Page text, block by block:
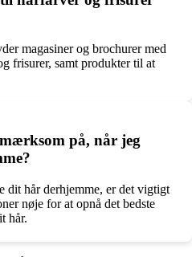
magasiner og brochurer med
frisurer, samt produkter til at
på, når jeg
dit hår derhjemme, er det vigtigt
nøje for at opnå det bedste
hår.